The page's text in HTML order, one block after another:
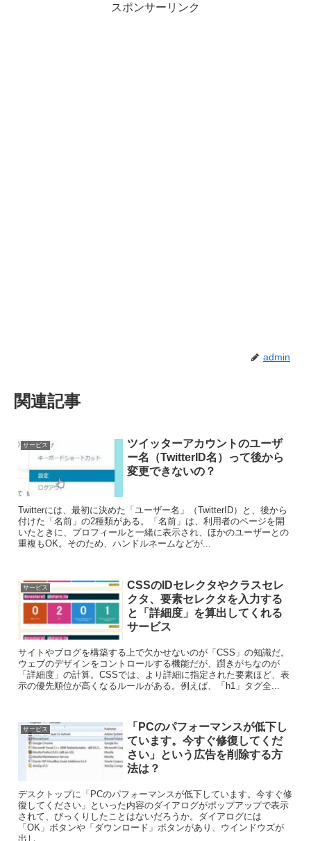
スポンサーリンク
admin
関連記事
サービス
ツイッターアカウントのユーザ
ー名（TwitterID名）って後から
変更できないの？
Twitterには、最初に決めた「ユーザー名」（TwitterID）と、後から
付けた「名前」の2種類がある。「名前」は、利用者のページを開
いたときに、プロフィールと一緒に表示され、ほかのユーザーとの
重複もOK。そのため、ハンドルネームなどが...
サービス
CSSのIDセレクタやクラスセレ
クタ、要素セレクタを入力する
と「詳細度」を算出してくれる
サービス
サイトやブログを構築する上で欠かせないのが「CSS」の知識だ。
ウェブのデザインをコントロールする機能だが、躓きがちなのが
「詳細度」の計算。CSSでは、より詳細に指定された要素ほど、表
示の優先順位が高くなるルールがある。例えば、「h1」タグ全...
サービス
「PCのパフォーマンスが低下し
ています。今すぐ修復してくだ
さい」という広告を削除する方
法は？
デスクトップに「PCのパフォーマンスが低下しています。今すぐ修
復してください」といった内容のダイアログがポップアップで表示
されて、びっくりしたことはないだろうか。ダイアログには
「OK」ボタンや「ダウンロード」ボタンがあり、ウインドウズが
出し...